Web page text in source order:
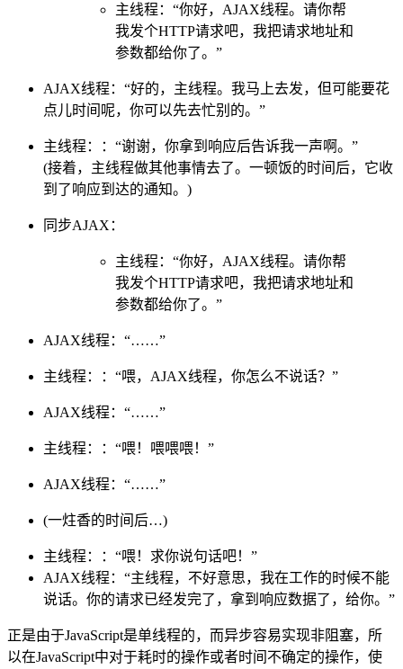
主线程：“你好，AJAX线程。请你帮
我发个HTTP请求吧，我把请求地址和
参数都给你了。”
AJAX线程：“好的，主线程。我马上去发，但可能要花
点儿时间呢，你可以先去忙别的。”
主线程：：“谢谢，你拿到响应后告诉我一声啊。”
(接着，主线程做其他事情去了。一顿饭的时间后，它收
到了响应到达的通知。)
同步AJAX：
主线程：“你好，AJAX线程。请你帮
我发个HTTP请求吧，我把请求地址和
参数都给你了。”
AJAX线程：“……”
主线程：：“喂，AJAX线程，你怎么不说话？”
AJAX线程：“……”
主线程：：“喂！喂喂喂！”
AJAX线程：“……”
(一炷香的时间后…)
主线程：：“喂！求你说句话吧！”
AJAX线程：“主线程，不好意思，我在工作的时候不能
说话。你的请求已经发完了，拿到响应数据了，给你。”
正是由于JavaScript是单线程的，而异步容易实现非阻塞，所
以在JavaScript中对于耗时的操作或者时间不确定的操作，使